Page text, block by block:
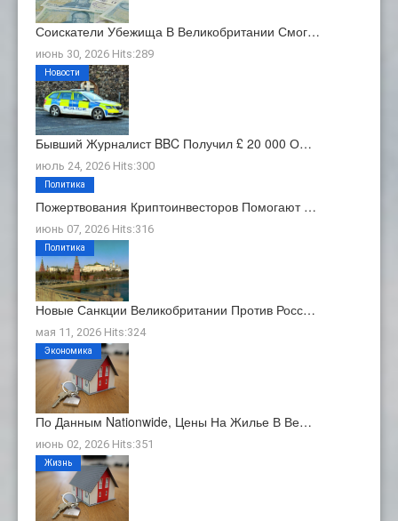
Соискатели Убежища В Великобритании Смог…
июнь 30, 2026 Hits:289
Бывший Журналист BBC Получил £ 20 000 О…
июль 24, 2026 Hits:300
Новости
Пожертвования Криптоинвесторов Помогают …
июнь 07, 2026 Hits:316
Политика
Новые Санкции Великобритании Против Росс…
мая 11, 2026 Hits:324
Политика
По Данным Nationwide, Цены На Жилье В Ве…
июнь 02, 2026 Hits:351
Экономика
Жизнь